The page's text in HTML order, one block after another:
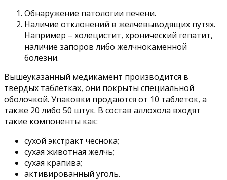
Обнаружение патологии печени.
Наличие отклонений в желчевыводящих путях.
Например – холецистит, хронический гепатит,
наличие запоров либо желчнокаменной
болезни.
Вышеуказанный медикамент производится в
твердых таблетках, они покрыты специальной
оболочкой. Упаковки продаются от 10 таблеток, а
также 20 либо 50 штук. В состав аллохола входят
такие компоненты как:
сухой экстракт чеснока;
сухая животная желчь;
сухая крапива;
активированный уголь.